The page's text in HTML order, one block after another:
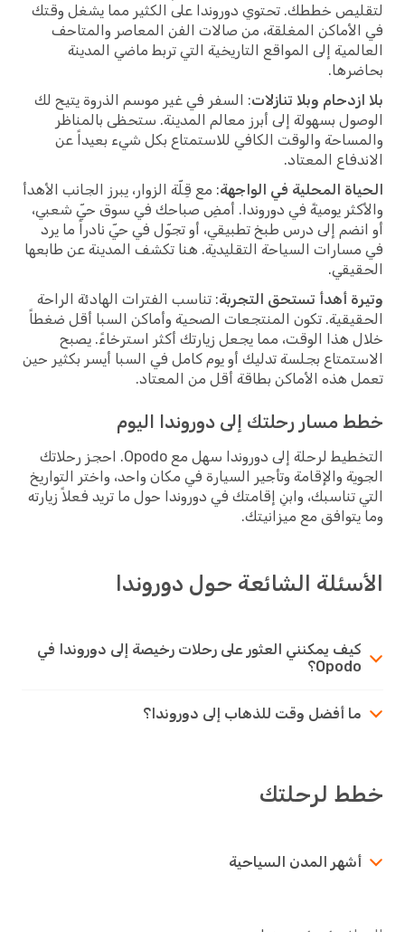
لتقليص خططك. تحتوي دوروندا على الكثير مما يشغل وقتك
في الأماكن المغلقة، من صالات الفن المعاصر والمتاحف
العالمية إلى المواقع التاريخية التي تربط ماضي المدينة
بحاضرها.
بلا ازدحام وبلا تنازلات: السفر في غير موسم الذروة يتيح لك
الوصول بسهولة إلى أبرز معالم المدينة. ستحظى بالمناظر
والمساحة والوقت الكافي للاستمتاع بكل شيء بعيداً عن
الاندفاع المعتاد.
الحياة المحلية في الواجهة: مع قِلّة الزوار، يبرز الجانب الأهدأ
والأكثر يوميةً في دوروندا. أمضِ صباحك في سوق حيّ شعبي،
أو انضم إلى درس طبخ تطبيقي، أو تجوّل في حيّ نادراً ما يرد
في مسارات السياحة التقليدية. هنا تكشف المدينة عن طابعها
الحقيقي.
وتيرة أهدأ تستحق التجربة: تناسب الفترات الهادئة الراحة
الحقيقية. تكون المنتجعات الصحية وأماكن السبا أقل ضغطاً
خلال هذا الوقت، مما يجعل زيارتك أكثر استرخاءً. يصبح
الاستمتاع بجلسة تدليك أو يوم كامل في السبا أيسر بكثير حين
تعمل هذه الأماكن بطاقة أقل من المعتاد.
خطط مسار رحلتك إلى دوروندا اليوم
التخطيط لرحلة إلى دوروندا سهل مع Opodo. احجز رحلاتك
الجوية والإقامة وتأجير السيارة في مكان واحد، واختر التواريخ
التي تناسبك، وابنِ إقامتك في دوروندا حول ما تريد فعلاً زيارته
وما يتوافق مع ميزانيتك.
الأسئلة الشائعة حول دوروندا
كيف يمكنني العثور على رحلات رخيصة إلى دوروندا في
Opodo؟
ما أفضل وقت للذهاب إلى دوروندا؟
خطط لرحلتك
أشهر المدن السياحية